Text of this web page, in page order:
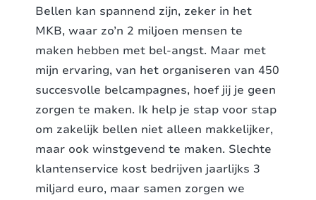
Bellen kan spannend zijn, zeker in het
MKB, waar zo’n 2 miljoen mensen te
maken hebben met bel-angst. Maar met
mijn ervaring, van het organiseren van 450
succesvolle belcampagnes, hoef jij je geen
zorgen te maken. Ik help je stap voor stap
om zakelijk bellen niet alleen makkelijker,
maar ook winstgevend te maken. Slechte
klantenservice kost bedrijven jaarlijks 3
miljard euro, maar samen zorgen we